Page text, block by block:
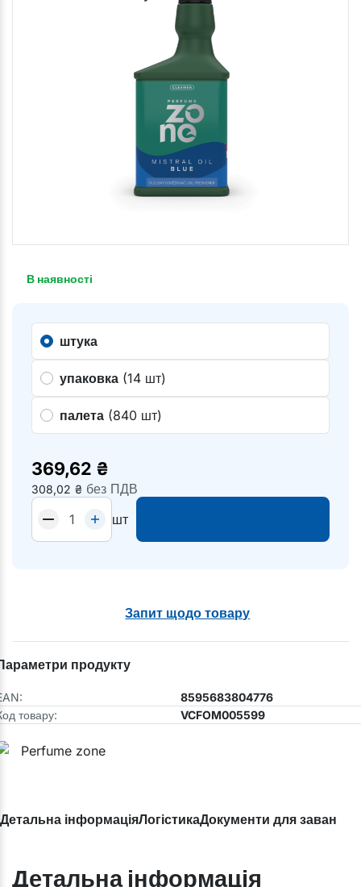
В наявності
штука
упаковка (14 шт)
палета (840 шт)
369,62 ₴
308,02 ₴ без ПДВ
шт
Запит щодо товару
продукту
8595683804776
товару:
VCFOM005599
Детальна інформаціяЛогістикаДокументи для
Детальна інформація